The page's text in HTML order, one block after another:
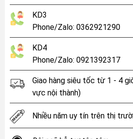
KD3
Phone/Zalo: 0362921290
KD4
Phone/Zalo: 0921392317
Giao hàng siêu tốc từ 1 - 4
vực nội thành)
Nhiều năm uy tín trên thị